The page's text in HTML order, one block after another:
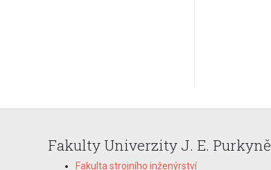
Fakulty Univerzity J. E. Purkyně
Fakulta strojního inženýrství